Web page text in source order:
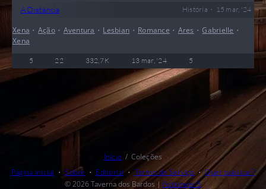
À Distância História • 15 mar, '24
Xena • Ação• Aventura • Lesbian • Romance • Ares •Gabrielle •
Xena
5 22 332,7 K 13 mar, '24 5
Início
Coleções
Página inicial
Sobre Editorial Termo de Serviço
Quer publicar?
© 2026Taverna dos Bardos | Fictioneer 5